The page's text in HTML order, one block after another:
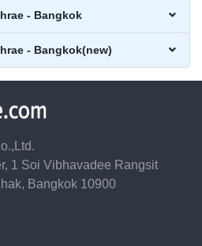
- Bangkok
- Bangkok(new)
1 Soi Vibhavadee Rangsit
Bangkok 10900